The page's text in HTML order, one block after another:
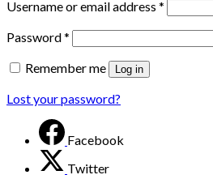
Username or email address *
Password*
Remember me
Log in
Lost your password?
Facebook
Twitter